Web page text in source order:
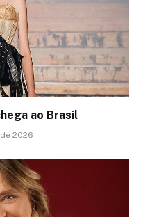
ao Brasil
2026